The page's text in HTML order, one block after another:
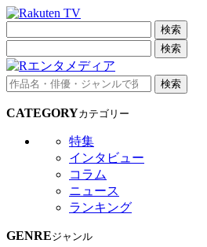
検索
検索
検索
CATEGORYカテゴリー
特集
インタビュー
コラム
ニュース
ランキング
GENREジャンル